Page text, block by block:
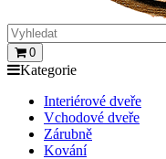
0
Kategorie
Interiérové dveře
Vchodové dveře
Zárubně
Kování